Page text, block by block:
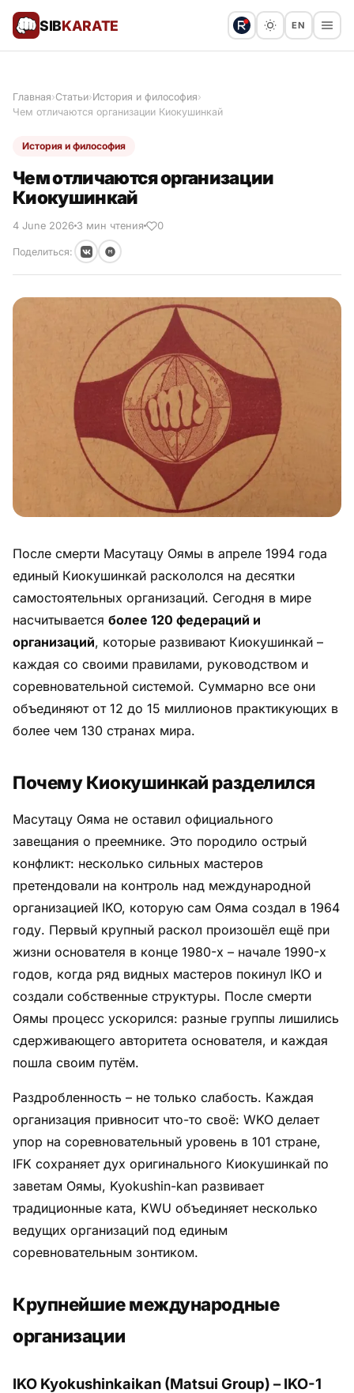
SIBKARATE EN
Все статьи
Результаты турниров
Анонсы мероприятий
История и философия
Мастера киокушинкай
Психология бойца
Растяжка и ОФП
Техника и ката
Травмы
Тренировочный процесс
Турниры
Главная›Статьи›История и философия›
Чем отличаются организации Киокушинкай
История и философия
Чем отличаются организации
Киокушинкай
4 June 2026 3 мин чтения 0
Поделиться:
После смерти Масутацу Оямы в апреле 1994 года
единый Киокушинкай раскололся на десятки
самостоятельных организаций. Сегодня в мире
насчитывается более 120 федераций и
организаций, которые развивают Киокушинкай –
каждая со своими правилами, руководством и
соревновательной системой. Суммарно все они
объединяют от 12 до 15 миллионов практикующих в
более чем 130 странах мира.
Почему Киокушинкай разделился
Масутацу Ояма не оставил официального
завещания о преемнике. Это породило острый
конфликт: несколько сильных мастеров
претендовали на контроль над международной
организацией IKO, которую сам Ояма создал в 1964
году. Первый крупный раскол произошёл ещё при
жизни основателя в конце 1980-х – начале 1990-х
годов, когда ряд видных мастеров покинул IKO и
создали собственные структуры. После смерти
Оямы процесс ускорился: разные группы лишились
сдерживающего авторитета основателя, и каждая
пошла своим путём.
Раздробленность – не только слабость. Каждая
организация привносит что-то своё: WKO делает
упор на соревновательный уровень в 101 стране,
IFK сохраняет дух оригинального Киокушинкай по
заветам Оямы, Kyokushin-kan развивает
традиционные ката, KWU объединяет несколько
ведущих организаций под единым
соревновательным зонтиком.
Крупнейшие международные
организации
IKO Kyokushinkaikan (Matsui Group) – IKO-1